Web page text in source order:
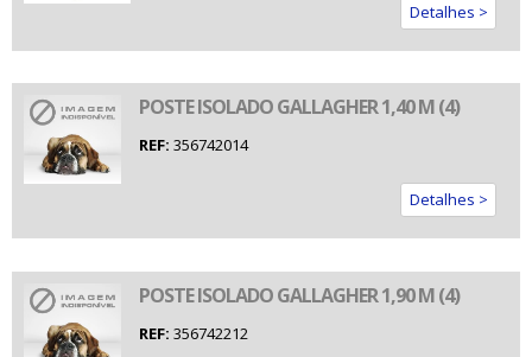
Detalhes >
POSTE ISOLADO GALLAGHER 1,40 M (4)
REF: 356742014
Detalhes >
POSTE ISOLADO GALLAGHER 1,90 M (4)
REF: 356742212